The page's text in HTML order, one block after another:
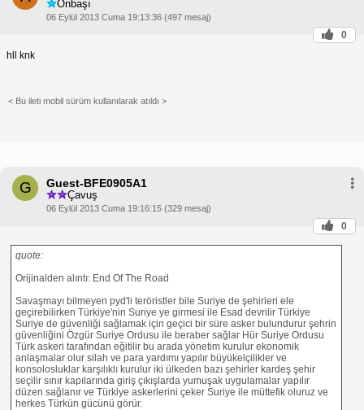
Onbaşı
06 Eylül 2013 Cuma 19:13:36 (497 mesaj)
0
hll knk
< Bu ileti mobil sürüm kullanılarak atıldı >
G Guest-BFE0905A1
Çavuş
06 Eylül 2013 Cuma 19:16:15 (329 mesaj)
0
quote:
Orijinalden alıntı: End Of The Road
Savaşmayı bilmeyen pyd'li teröristler bile Suriye de şehirleri ele
geçirebilirken Türkiye'nin Suriye ye girmesi ile Esad devrilir Türkiye
Suriye de güvenliği sağlamak için geçici bir süre asker bulundurur şehrin
güvenliğini Özgür Suriye Ordusu ile beraber sağlar Hür Suriye Ordusu
Türk askeri tarafından eğitilir bu arada yönetim kurulur ekonomik
anlaşmalar olur silah ve para yardımı yapılır büyükelçilikler ve
konsolosluklar karşılıklı kurulur iki ülkeden bazı şehirler kardeş şehir
seçilir sınır kapılarında giriş çıkışlarda yumuşak uygulamalar yapılır
düzen sağlanır ve Türkiye askerlerini çeker Suriye ile müttefik oluruz ve
herkes Türkün gücünü görür.